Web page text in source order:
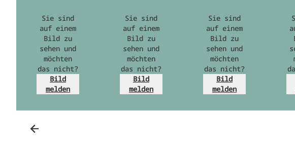
Sie sind
auf einem
Bild zu
sehen und
möchten
das nicht?
Bild
melden
Sie sind
auf einem
Bild zu
sehen und
möchten
das nicht?
Bild
melden
Sie sind
auf einem
Bild zu
sehen und
möchten
das nicht?
Bild
melden